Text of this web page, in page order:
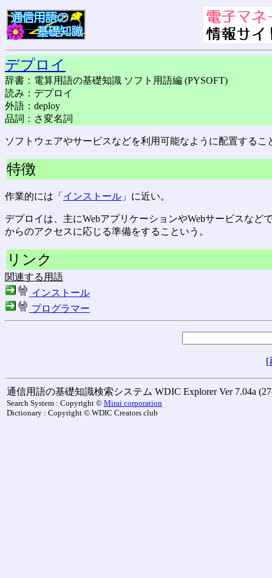
デプロイ
辞書：電算用語の基礎知識 ソフト用語編 (PYSOFT)
読み：デプロイ
外語：deploy
品詞：さ変名詞
ソフトウェアやサービスなどを利用可能なように配置するこ
特徴
作業的には「 インストール 」に近い。
デプロイは、主にWebアプリケーションやWebサービスな
からのアクセスに応じる準備をするこという。
リンク
関連する用語
インストール
プログラマー
[
通信用語の基礎知識検索システム WDIC Explorer Ver 7.04a
Search System : Copyright © Mirai corporation
Dictionary : Copyright © WDIC Creators club